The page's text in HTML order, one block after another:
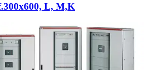
L, M,K